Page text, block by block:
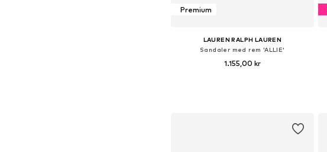
Premium
LAUREN RALPH LAUREN
Sandaler med rem 'ALLIE'
1.155,00 kr